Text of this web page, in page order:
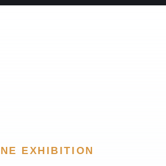
EXHIBITION